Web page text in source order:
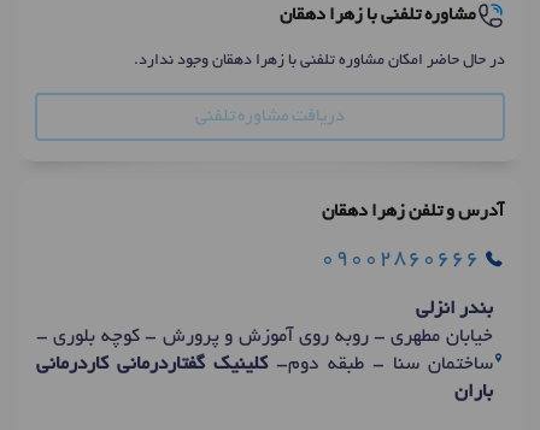
مشاوره تلفنی با زهرا دهقان
در حال حاضر امکان مشاوره تلفنی با زهرا دهقان وجود ندارد.
دریافت مشاوره تلفنی
آدرس و تلفن زهرا دهقان
09002860666
بندر انزلی
خیابان مطهری - روبه روی آموزش و پرورش - کوچه بلوری -
ساختمان سنا - طبقه دوم-کلینیک گفتاردرمانی کاردرمانی
باران